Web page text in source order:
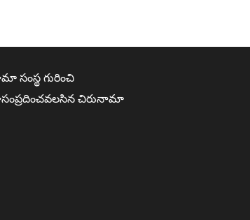
మా సంస్థ గురించి
సంప్ర‌దించవ‌ల‌సిన‌ చిరునామా